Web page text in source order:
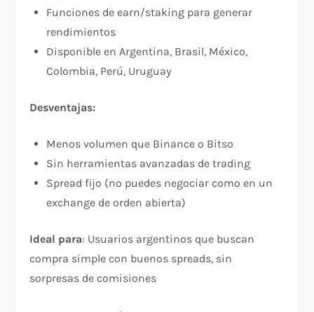
Funciones de earn/staking para generar
rendimientos​
Disponible en Argentina, Brasil, México,
Colombia, Perú, Uruguay​
Desventajas:
Menos volumen que Binance o Bitso​
Sin herramientas avanzadas de trading​
Spread fijo (no puedes negociar como en un
exchange de orden abierta)​
Ideal para: Usuarios argentinos que buscan
compra simple con buenos spreads, sin
sorpresas de comisiones​